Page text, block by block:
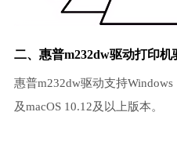
二、惠普m232dw驱动打印机
惠普m232dw驱动支持
及macOS 10.12及以上版本。